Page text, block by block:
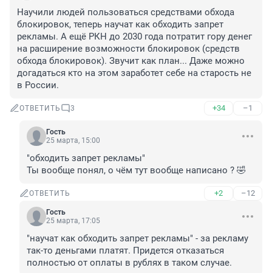
Научили людей пользоваться средствами обхода
блокировок, теперь научат как обходить запрет
рекламы. А ещё РКН до 2030 года потратит гору денег
на расширение возможности блокировок (средств
обхода блокировок). Звучит как план... Даже можно
догадаться кто на этом заработет себе на старость не
в России.
ОТВЕТИТЬ 3 +34 –1
Гость
25 марта, 15:00
"обходить запрет рекламы"
Ты вообще понял, о чём тут вообще написано ? 🤣
ОТВЕТИТЬ +2 –12
Гость
25 марта, 17:05
"научат как обходить запрет рекламы" - за рекламу
так-то деньгами платят. Придется отказаться
полностью от оплаты в рублях в таком случае.